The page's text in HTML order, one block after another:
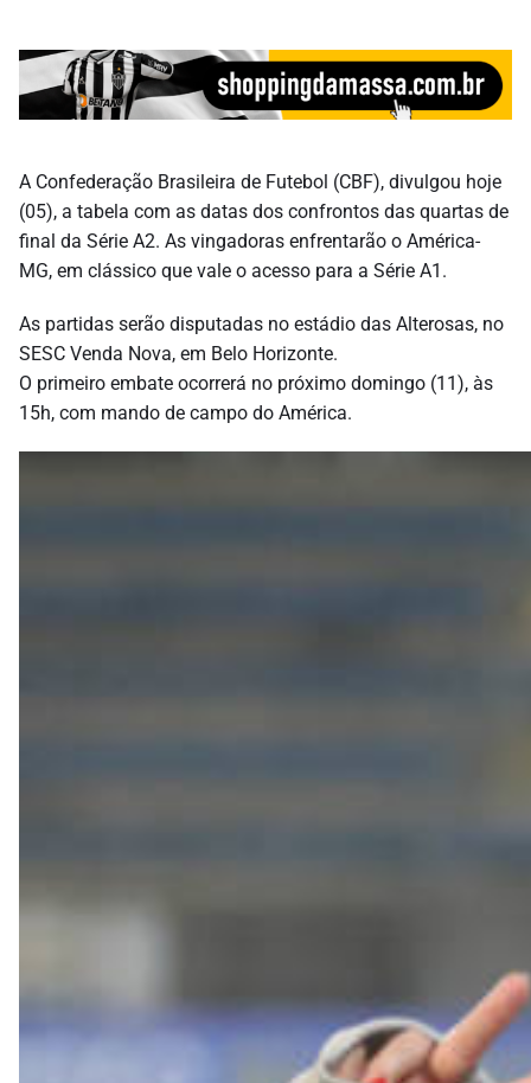
A Confederação Brasileira de Futebol (CBF), divulgou hoje
(05), a tabela com as datas dos confrontos das quartas de
final da Série A2. As vingadoras enfrentarão o América-
MG, em clássico que vale o acesso para a Série A1.
As partidas serão disputadas no estádio das Alterosas, no
SESC Venda Nova, em Belo Horizonte.
O primeiro embate ocorrerá no próximo domingo (11), às
15h, com mando de campo do América.